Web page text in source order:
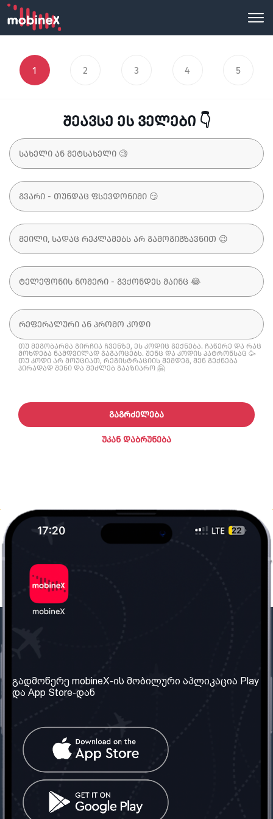
1 2 3 4 5
შეავსე ეს ველები 👇
თუ მეგობარმა გირჩია ჩვენზე, ეს კოდიც გექნება. ჩაწერე და რაც
მოხდება ნამდვილად გაგაოცებს. შენც და კოდის პატრონსაც 🥳
თუ კოდი არ მოუციათ, რეგისტრაციის შემდეგ, შენ გექნება
პირადად შენი და შეძლებ გააზიარო 🤗
ᲣᲙᲐᲜ ᲓᲐᲑᲠᲣᲜᲔᲑᲐ
ᲒᲐᲒᲠᲫᲔᲚᲔᲑᲐ
ჩვენ შესახებ
ჩვენი სერვისები
წესები და პირობები
კითხვები
კონტაქტი
საქართველო: თბილისი
ტელ: 032 2 04 00 50
სოციალური ქსელი
გადმოწერე mobineX-ის მობილური აპლიკაცია Play
და App Store-დან